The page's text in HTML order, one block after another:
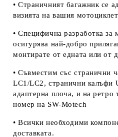
• Страничният багажник се
визията на вашия мотоциклет
• Специфична разработка за
осигурява най-добро
монтирате от едната или от
• Съвместим със странични
LC1/LC2, странични калъфи
адаптерна плоча, и на ретро
номер на SW-Motech
• Всички необходими
доставката.